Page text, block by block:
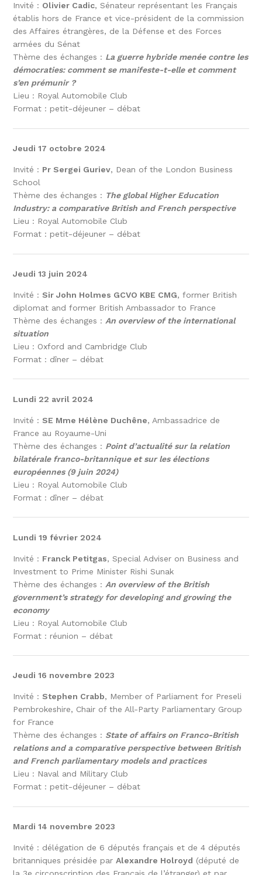
Invité : Olivier Cadic, Sénateur représentant les Français
établis hors de France et vice-président de la commission
des Affaires étrangères, de la Défense et des Forces
armées du Sénat
Thème des échanges : La guerre hybride menée contre les
démocraties: comment se manifeste-t-elle et comment
s’en prémunir ?
Lieu : Royal Automobile Club
Format : petit-déjeuner – débat
Jeudi 17 octobre 2024
Invité : Pr Sergei Guriev, Dean of the London Business
School
Thème des échanges : The global Higher Education
Industry: a comparative British and French perspective
Lieu : Royal Automobile Club
Format : petit-déjeuner – débat
Jeudi 13 juin 2024
Invité :Sir John Holmes GCVO KBE CMG, former British
diplomat and former British Ambassador to France
Thème des échanges : An overview of the international
situation
Lieu : Oxford and Cambridge Club
Format : dîner – débat
Lundi 22 avril 2024
Invité :SE Mme Hélène Duchêne, Ambassadrice de
France au Royaume-Uni
Thème des échanges : Point d’actualité sur la relation
bilatérale franco-britannique et sur les élections
européennes (9 juin 2024)
Lieu : Royal Automobile Club
Format : dîner – débat
Lundi 19 février 2024
Invité : Franck Petitgas, Special Adviser on Business and
Investment to Prime Minister Rishi Sunak
Thème des échanges : An overview of the British
government’s strategy for developing and growing the
economy
Lieu : Royal Automobile Club
Format : réunion – débat
Jeudi 16 novembre 2023
Invité :Stephen Crabb, Member of Parliament for Preseli
Pembrokeshire, Chair of the All-Party Parliamentary Group
for France
Thème des échanges : State of affairs on Franco-British
relations and a comparative perspective between British
and French parliamentary models and practices
Lieu : Naval and Military Club
Format : petit-déjeuner – débat
Mardi 14 novembre 2023
Invité : délégation de 6 députés français et de 4 députés
britanniques présidée parAlexandre Holroyd (député de